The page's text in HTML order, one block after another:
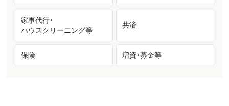
家事代行・
ハウスクリーニング等
共済
保険 増資・募金等